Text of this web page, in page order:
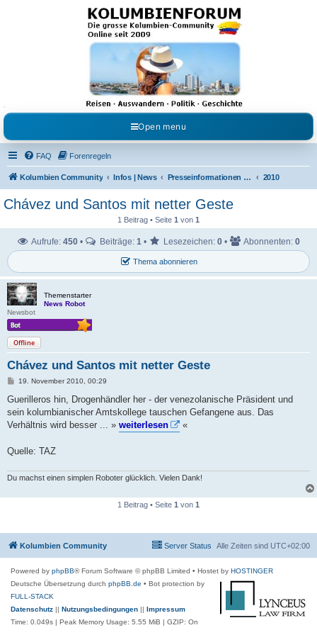
Kolumbienforum - Das
grosse Forum der
Freunde Kolumbiens
Reisen, Auswandern, Kultur, Politik, Geschichte und Visum in Kolumbien und Venezuela.
Austausch, Erfahrungen und Gemeinschaft im Kolumbienforum
Open menu
FAQ Forenregeln
Kolumbien Community Infos | News Presseinformationen & Neuigkeiten 2010
Chávez und Santos mit netter Geste
1 Beitrag • Seite 1 von 1
Thema abonnieren
Aufrufe: 450 • Beiträge: 1 • Lesezeichen: 0 • Abonnenten: 0
Themenstarter
News Robot
Newsbot
Offline
Chávez und Santos mit netter Geste
B
i
r
a
19. November 2010, 00:29
Guerilleros hin, Drogenhändler her - der venezolanische Präsident und
sein kolumbianischer Amtskollege tauschen Gefangene aus. Das
Verhältnis wird besser ... » weiterlesen «
Quelle: TAZ
Du machst einen simplen Roboter glücklich. Vielen Dank!
1 Beitrag • Seite 1 von 1
Kolumbien Community Alle Zeiten sind UTC+02:00
Server Status
Powered by phpBB® Forum Software © phpBB Limited • Hostet by HOSTINGER
Deutsche Übersetzung durch phpBB.de • Bot protection by
FULL-STACK
Datenschutz || Nutzungsbedingungen || Impressum
Time: 0.049s | Peak Memory Usage: 5.55 MiB | GZIP: On